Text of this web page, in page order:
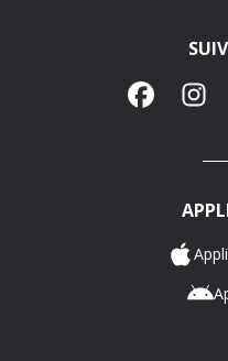
Facebook